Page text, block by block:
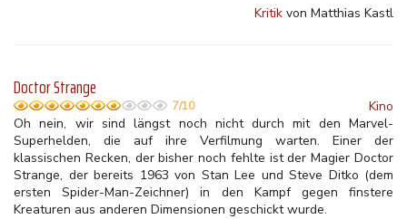
Kritik von Matthias Kastl
Doctor Strange
7/10
Kino
Oh nein, wir sind längst noch nicht durch mit den Marvel-
Superhelden, die auf ihre Verfilmung warten. Einer der
klassischen Recken, der bisher noch fehlte ist der Magier Doctor
Strange, der bereits 1963 von Stan Lee und Steve Ditko (dem
ersten Spider-Man-Zeichner) in den Kampf gegen finstere
Kreaturen aus anderen Dimensionen geschickt wurde.